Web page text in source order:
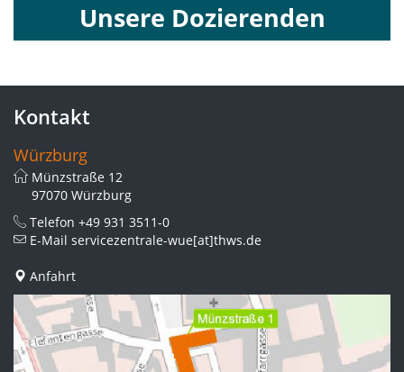
Unsere Dozierenden
Kontakt
Würzburg
Münzstraße 12
97070 Würzburg
Telefon +49 931 3511-0
E-Mail servicezentrale-wue[at]thws.de
Anfahrt